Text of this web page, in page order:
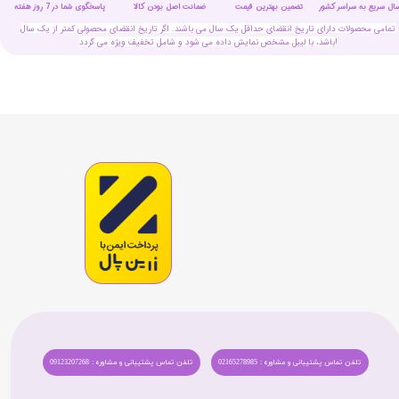
تمامی محصولات دارای تاریخ انقضای حداقل یک سال می باشند. اگر تاریخ انقضای محصولی کمتر از یک سال
باشد، با لیبل مشخص نمایش داده می شود و شامل تخفیف ویژه می گردد!
ضمانت اصل بودن کالا تضمین بهترین قیمت پاسخگوی شما در 7 روز هفته سریع به سراسر کشور
تلفن تماس پشتیبانی و مشاوره : 09123207268 تلفن تماس پشتیبانی و مشاوره : 02165278985